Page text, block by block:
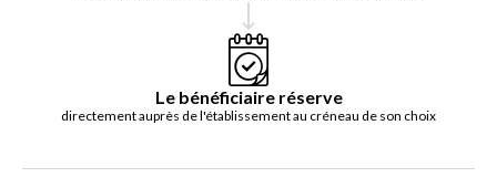
Le bénéficiaire réserve
directement auprès de l'établissement au créneau de son choix